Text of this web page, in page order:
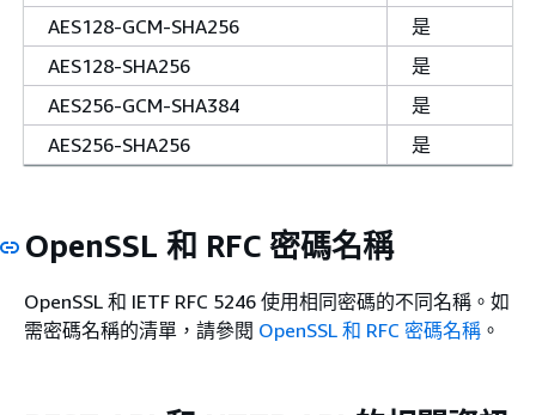
AES128-GCM-SHA256
是
AES128-SHA256
是
AES256-GCM-SHA384
是
AES256-SHA256
是
OpenSSL 和 RFC 密碼名稱
OpenSSL 和 IETF RFC 5246 使用相同密碼的不同名稱。如
需密碼名稱的清單，請參閱 OpenSSL 和 RFC 密碼名稱 。